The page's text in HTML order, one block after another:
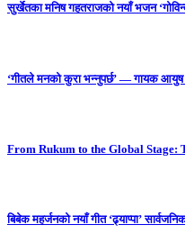
सुर्खेतका मनिष गहतराजको नयाँ भजन
‘गीतले मनको कुरा भन्नुपर्छ’ — गायक
From Rukum to the Global Stage:
बिबेक महर्जनको नयाँ गीत ‘ढ्याप्पा’